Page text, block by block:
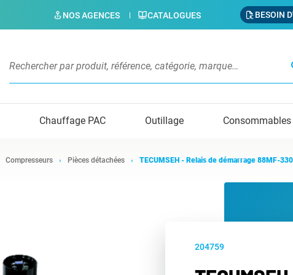
NOS AGENCES CATALOGUES BESOIN
Chauffage PAC Outillage Consommables
Compresseurs Pièces détachées TECUMSEH - Relais de démarrage 88MF-
204759